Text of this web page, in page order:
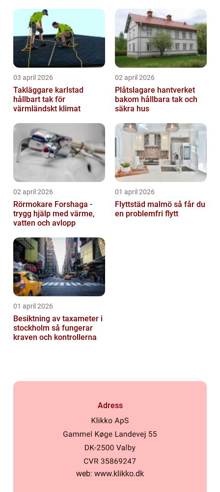
03 april 2026
Takläggare karlstad
hållbart tak för
värmländskt klimat
02 april 2026
Plåtslagare hantverket
bakom hållbara tak och
säkra hus
02 april 2026
Rörmokare Forshaga -
trygg hjälp med värme,
vatten och avlopp
01 april 2026
Flyttstäd malmö så får du
en problemfri flytt
01 april 2026
Besiktning av taxameter i
stockholm så fungerar
kraven och kontrollerna
Adress
web: www.klikko.dk